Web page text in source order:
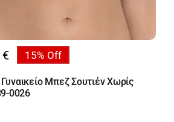
€ 15% Off
Μπεζ Σουτιέν Χωρίς
0026